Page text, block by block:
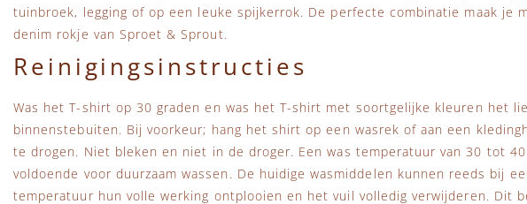
tuinbroek, legging of op een leuke spijkerrok. De perfecte combinatie maak je
denim rokje van Sproet & Sprout.
Reinigingsinstructies
Was het T-shirt op 30 graden en was het T-shirt met soortgelijke kleuren het
binnenstebuiten. Bij voorkeur; hang het shirt op een wasrek of aan een
te drogen. Niet bleken en niet in de droger. Een was temperatuur van 30 tot
voldoende voor duurzaam wassen. De huidige wasmiddelen kunnen reeds bij
temperatuur hun volle werking ontplooien en het vuil volledig verwijderen. Dit